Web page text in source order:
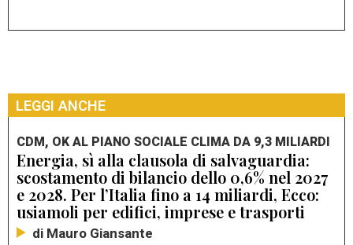
LEGGI ANCHE
CDM, OK AL PIANO SOCIALE CLIMA DA 9,3 MILIARDI
Energia, sì alla clausola di salvaguardia:
scostamento di bilancio dello 0,6% nel 2027
e 2028. Per l’Italia fino a 14 miliardi, Ecco:
usiamoli per edifici, imprese e trasporti
di Mauro Giansante